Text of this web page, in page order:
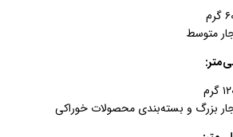
متوسط
بزرگ و بسته‌بندی محصولات خوراکی